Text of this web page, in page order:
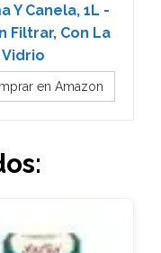
Y Canela, 1L -
Filtrar, Con La
en Amazon